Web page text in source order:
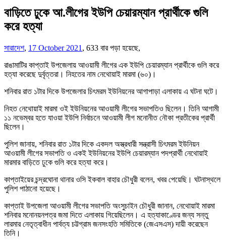
বাড়িতে ঢুকে আ.লীগের ইউপি চেয়ারম্যান প্রার্থীকে গুলি
করে হত্যা
সারাদেশ, 17 October 2021 , 633 বার পড়া হয়েছে,
রাঙামাটির কাপ্তাই উপজেলায় আওয়ামী লীগের এক ইউপি চেয়ারম্যান প্রার্থীকে গুলি করে
হত্যা করেছে দুর্বৃত্তরা। নিহতের নাম নেথোয়াই মারমা (৬০)।
শনিবার রাত ১টার দিকে উপজেলার চিৎমরম ইউনিয়নের আগাপাড়া এলাকায় এ ঘটনা ঘটে।
নিহত নেথোয়াই মারমা ওই ইউনিয়নের আওয়ামী লীগের সভাপতিও ছিলেন। তিনি আগামী
১১ নভেম্বর হতে যাওয়া ইউপি নির্বাচনে আওয়ামী লীগ মনোনীত নৌকা প্রতীকের প্রার্থী
ছিলেন।
পুলিশ জানায়, শনিবার রাত ১টার দিকে একদল অস্ত্রধারী সন্ত্রাসী চিৎমরম ইউনিয়ন
আওয়ামী লীগের সভাপতি ও একই ইউনিয়নের ইউপি চেয়ারম্যান পদপ্রার্থী নেথোয়াই
মারমার বাড়িতে ঢুকে গুলি করে হত্যা করে।
কাপ্তাইয়ের চন্দ্রঘোনা থানার ওসি ইকবাল বাহার চৌধুরী বলেন, খবর পেয়েছি। ঘটনাস্থলে
পুলিশ পাঠানো হয়েছে।
কাপ্তাই উপজেলা আওয়ামী লীগের সভাপতি অংসুচাইন চৌধুরী জানান, নেথোয়াই মারমা
শনিবার মনোনয়নপত্র জমা দিতে এলাকায় গিয়েছিলেন। এ হত্যাকাণ্ডের জন্য সন্তু
লারমার নেতৃত্বাধীন পার্বত্য চট্টগ্রাম জনসংহতি সমিতিকে (জেএসএস) দায়ী করেছেন
তিনি।